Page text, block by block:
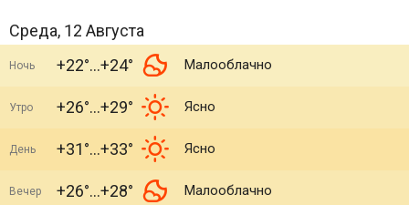
Среда, 12 Августа
Ночь +22° +24° Малооблачно
Утро +26° +29° Ясно
День +31° +33° Ясно
Вечер +26° +28° Малооблачно